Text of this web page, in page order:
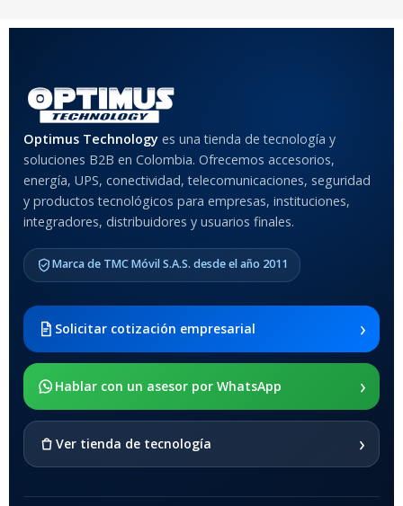
COLOR
Anti-Shock
MODELO DE TABLETS
COMPATIBLES
2021 SM-x200 / Samsung
Galaxy Tab A8 10.5 2021 SM-
x205
SOPORTE DE APOYO
Optimus Technology es una tienda de tecnología y
soluciones B2B en Colombia. Ofrecemos accesorios,
energía, UPS, conectividad, telecomunicaciones, seguridad
y productos tecnológicos para empresas, instituciones,
integradores, distribuidores y usuarios finales.
Marca de TMC Móvil S.A.S. desde el año 2011
Solicitar cotización empresarial ›
Hablar con un asesor por WhatsApp ›
Ver tienda de tecnología ›